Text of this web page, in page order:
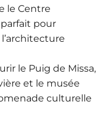
le Centre
pour
le Puig de Missa,
et le musée
culturelle